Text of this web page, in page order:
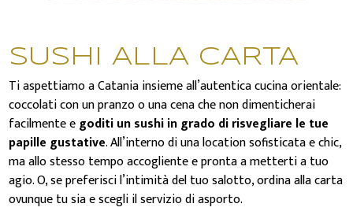
SUSHI ALLA CARTA
Ti aspettiamo a Catania insieme all’autentica cucina orientale:
coccolati con un pranzo o una cena che non dimenticherai
facilmente egoditi un sushi in grado di risvegliare le tue
papille gustative. All’interno di una location sofisticata e chic,
ma allo stesso tempo accogliente e pronta a metterti a tuo
agio. O, se preferisci l’intimità del tuo salotto, ordina alla carta
ovunque tu sia e scegli il servizio di asporto.